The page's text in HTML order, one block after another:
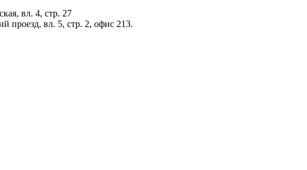
вл. 4, стр. 27
вл. 5, стр. 2, офис 213.